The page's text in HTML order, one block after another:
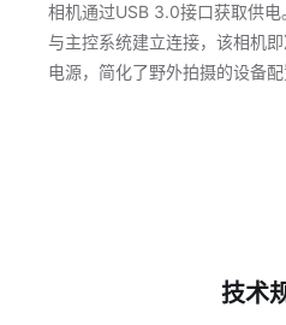
相机通过USB 3.0接口获取供
与主控系统建立连接，该相机
电源，简化了野外拍摄的设备配
技术